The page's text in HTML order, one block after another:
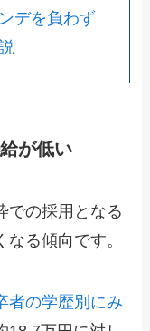
デを負わず
が低い
での採用となる
る傾向です。
者の学歴別にみ